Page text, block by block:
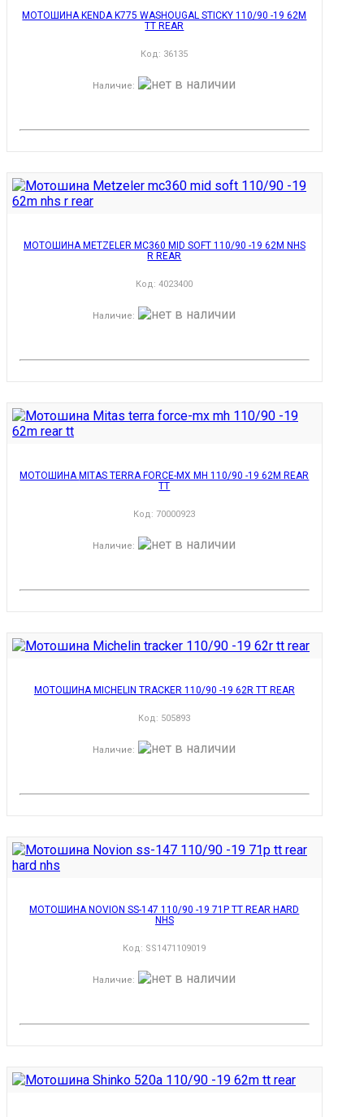
МОТОШИНА KENDA K775 WASHOUGAL STICKY 110/90 -19 62M
TT REAR
Код: 36135
Наличие:
МОТОШИНА METZELER MC360 MID SOFT 110/90 -19 62M NHS
R REAR
Код:4023400
Наличие:
МОТОШИНА MITAS TERRA FORCE-MX MH 110/90 -19 62M REAR
TT
Код:70000923
Наличие:
МОТОШИНА MICHELIN TRACKER 110/90 -19 62R TT REAR
Код: 505893
Наличие:
МОТОШИНА NOVION SS-147 110/90 -19 71P TT REAR HARD
NHS
Код: SS1471109019
Наличие: